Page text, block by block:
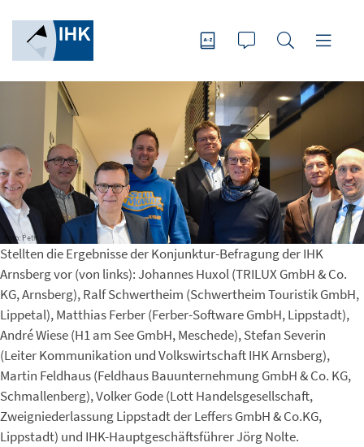
Foto: Petri / IHK
Stellten die Ergebnisse der Konjunktur-Befragung der IHK
Arnsberg vor (von links): Johannes Huxol (TRILUX GmbH & Co.
KG, Arnsberg), Ralf Schwertheim (Schwertheim Touristik GmbH,
Lippetal), Matthias Ferber (Ferber-Software GmbH, Lippstadt),
André Wiese (H1 am See GmbH, Meschede), Stefan Severin
(Leiter Kommunikation und Volkswirtschaft IHK Arnsberg),
Martin Feldhaus (Feldhaus Bauunternehmung GmbH & Co. KG,
Schmallenberg), Volker Gode (Lott Handelsgesellschaft,
Zweigniederlassung Lippstadt der Leffers GmbH & Co.KG,
Lippstadt) und IHK-Hauptgeschäftsführer Jörg Nolte.